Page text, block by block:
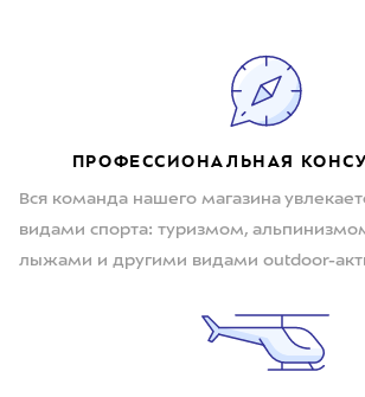
ПРОФЕССИОНАЛЬНАЯ
Вся команда нашего магазина
видами спорта: туризмом,
лыжами и другими видами outdoor-